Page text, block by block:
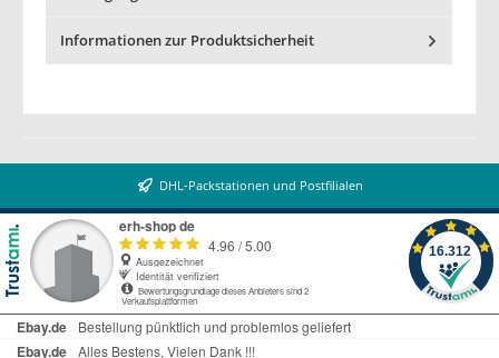
Informationen zur Produktsicherheit
DHL-Packstationen und Postfilialen